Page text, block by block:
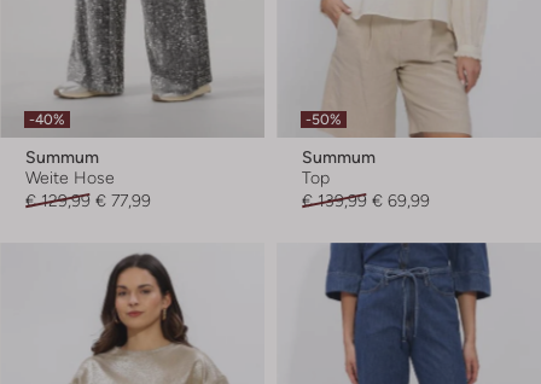
-40%
Summum
Weite Hose
€ 129,99 € 77,99
-50%
Summum
Top
€ 139,99 € 69,99